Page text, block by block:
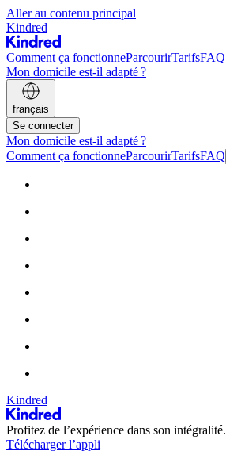
Aller au contenu principal
Kindred
Comment ça fonctionneParcourirTarifsFAQ
Mon domicile est-il adapté ?
français
Se connecter
Mon domicile est-il adapté ?
Comment ça fonctionneParcourirTarifsFAQ
Kindred
Profitez de l’expérience dans son intégralité.
Télécharger l’appli